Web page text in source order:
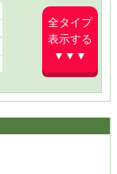
全タイプ
表示する
▼▼▼